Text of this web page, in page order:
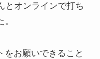
とオンラインで打ち
をお願いできること